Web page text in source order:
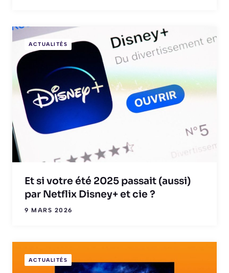
ACTUALITÉS
Et si votre été 2025 passait (aussi)
par Netflix Disney+ et cie ?
9 MARS 2026
ACTUALITÉS